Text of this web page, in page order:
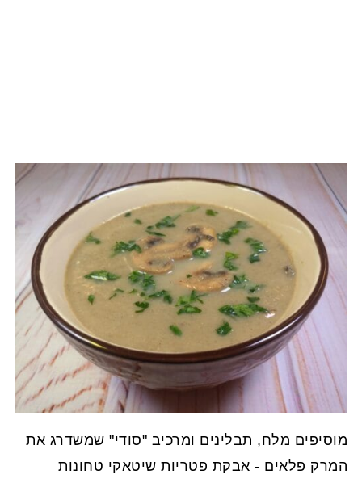
מוסיפים מלח, תבלינים ומרכיב "סודי" שמשדרג את
המרק פלאים - אבקת פטריות שיטאקי טחונות